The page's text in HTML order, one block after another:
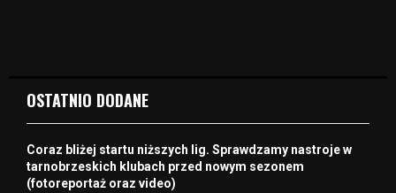
OSTATNIO DODANE
Coraz bliżej startu niższych lig. Sprawdzamy nastroje w
tarnobrzeskich klubach przed nowym sezonem
(fotoreportaż oraz video)